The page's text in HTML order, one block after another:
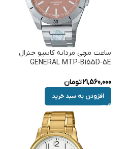
ساعت مچی مردانه کاسیو جنرال
GENERAL MTP-B155D-5E
21,560,000تومان
افزودن به سبد خرید